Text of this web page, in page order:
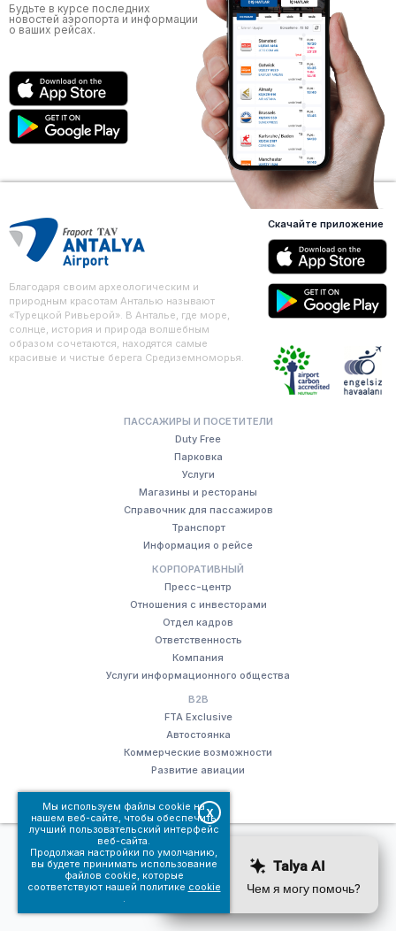
Мы используем файлы cookie на
нашем веб-сайте, чтобы обеспечить
лучший пользовательский интерфейс
веб-сайта.
Продолжая настройки по умолчанию,
вы будете принимать использование
файлов cookie, которые
соответствуют нашей политике cookie
.
X
Будьте в курсе последних
новостей аэропорта и информации
о ваших рейсах.
Благодаря своим археологическим и
природным красотам Анталью называют
«Турецкой Ривьерой». В Анталье, где море,
солнце, история и природа волшебным
образом сочетаются, находятся самые
красивые и чистые берега Средиземноморья.
ПАССАЖИРЫ И ПОСЕТИТЕЛИ
Duty Free
Парковка
Услуги
Магазины и рестораны
Справочник для пассажиров
Транспорт
Информация о рейсе
КОРПОРАТИВНЫЙ
Пресс-центр
Отношения с инвесторами
Отдел кадров
Ответственность
Компания
Услуги информационного общества
B2B
FTA Exclusive
Автостоянка
Коммерческие возможности
Развитие авиации
Скачайте приложение
© Fraport TAV Antalya Airport, 2018. Все права защищены.
Terms of use
Услуги информационного общества